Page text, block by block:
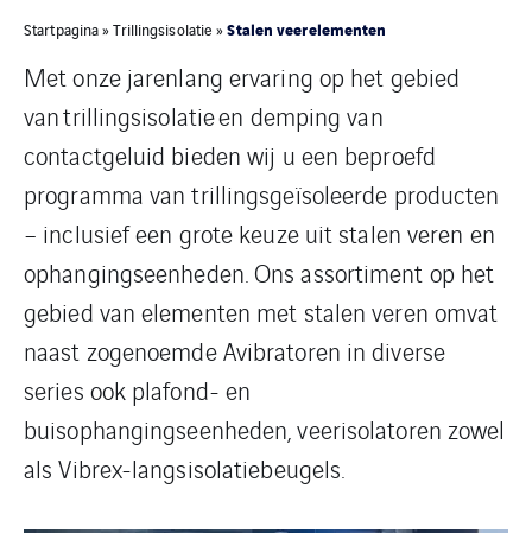
Startpagina»Trillingsisolatie »Stalen veerelementen
Met onze jarenlang ervaring op het gebied
van trillingsisolatie en demping van
contactgeluid bieden wij u een beproefd
programma van trillingsgeïsoleerde producten
– inclusief een grote keuze uit stalen veren en
ophangingseenheden. Ons assortiment op het
gebied van elementen met stalen veren omvat
naast zogenoemde Avibratoren in diverse
series ook plafond- en
buisophangingseenheden, veerisolatoren zowel
als Vibrex-langsisolatiebeugels.